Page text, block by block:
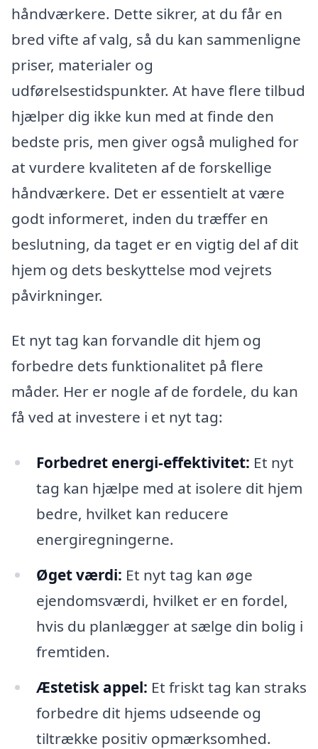
håndværkere. Dette sikrer, at du får en
bred vifte af valg, så du kan sammenligne
priser, materialer og
udførelsestidspunkter. At have flere tilbud
hjælper dig ikke kun med at finde den
bedste pris, men giver også mulighed for
at vurdere kvaliteten af de forskellige
håndværkere. Det er essentielt at være
godt informeret, inden du træffer en
beslutning, da taget er en vigtig del af dit
hjem og dets beskyttelse mod vejrets
påvirkninger.
Et nyt tag kan forvandle dit hjem og
forbedre dets funktionalitet på flere
måder. Her er nogle af de fordele, du kan
få ved at investere i et nyt tag:
Forbedret energi-effektivitet: Et nyt
tag kan hjælpe med at isolere dit hjem
bedre, hvilket kan reducere
energiregningerne.
Øget værdi: Et nyt tag kan øge
ejendomsværdi, hvilket er en fordel,
hvis du planlægger at sælge din bolig i
fremtiden.
Æstetisk appel: Et friskt tag kan straks
forbedre dit hjems udseende og
tiltrække positiv opmærksomhed.